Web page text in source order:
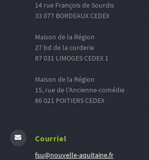
14 rue François de Sourdis
33 077 BORDEAUX CEDEX
Maison de la Région
27 bd de la corderie
87 031 LIMOGES CEDEX 1
Maison de la Région
15, rue de l’Ancienne-comédie
86 021 POITIERS CEDEX
Courriel
fsu@nouvelle-aquitaine.fr